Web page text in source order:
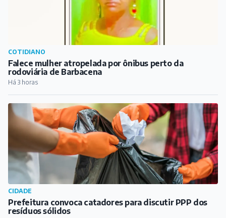
CIDADE
Prefeitura convoca catadores para discutir PPP dos
resíduos sólidos
Há 4 horas
AGRO
Expo Melo começa nesta quinta-feira com show de